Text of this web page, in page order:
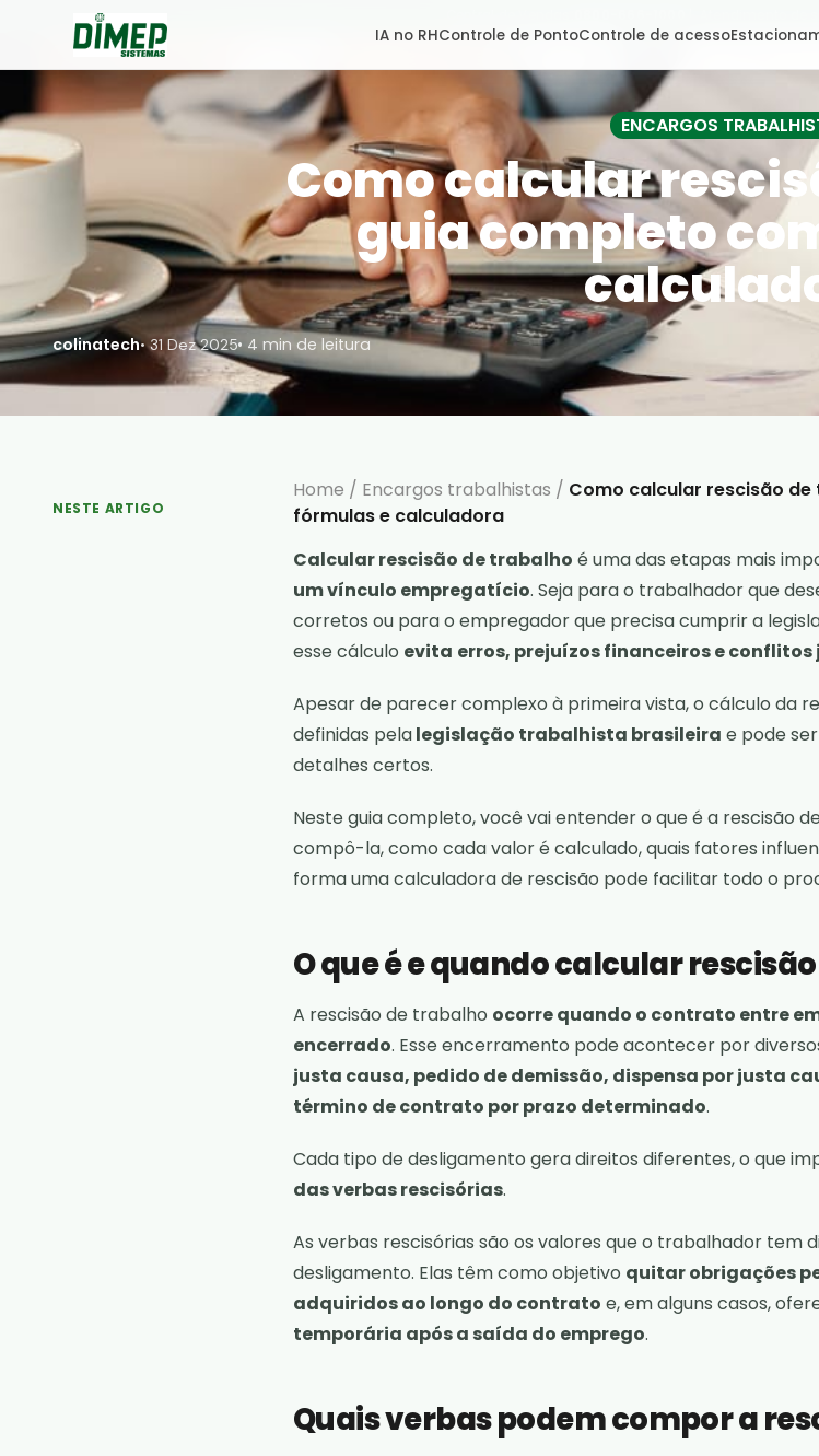
IA no RHControle de PontoControle de acesso
ENCARGOS
Como calcular
guia completo
colinatech• 31 Dez 2025• 4 min de leitura
NESTE ARTIGO
Home / Encargos trabalhistas / Como calcular rescisão
fórmulas e calculadora
Calcular rescisão de trabalho é uma das etapas mais
um vínculo empregatício. Seja para o trabalhador que
corretos ou para o empregador que precisa cumprir a
esse cálculo evita erros, prejuízos financeiros e
Apesar de parecer complexo à primeira vista, o cálculo da
definidas pelalegislação trabalhista brasileira e pode
detalhes certos.
Neste guia completo, você vai entender o que é a rescisão
compô-la, como cada valor é calculado, quais fatores
forma uma calculadora de rescisão pode facilitar todo o
O que é e quando calcular
A rescisão de trabalho ocorre quando o contrato entre
encerrado. Esse encerramento pode acontecer por
justa causa, pedido de demissão, dispensa por justa
término de contrato por prazo determinado.
Cada tipo de desligamento gera direitos diferentes, o que
das verbas rescisórias.
As verbas rescisórias são os valores que o trabalhador tem
desligamento. Elas têm como objetivo quitar obrigações
adquiridos ao longo do contrato e, em alguns casos,
temporária após a saída do emprego.
Quais verbas podem compor a